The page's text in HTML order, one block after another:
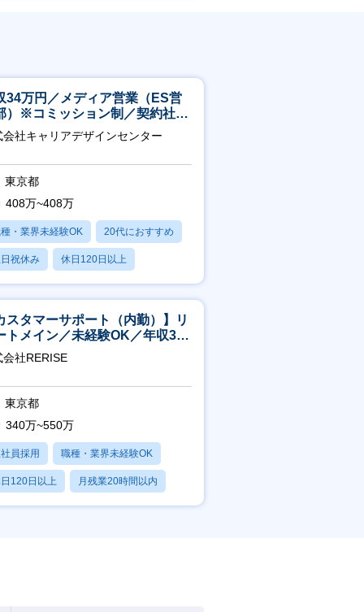
34万円／メディア営業（ES営
）※コミッション制／契約社員
目以降無期化
会社キャリアデザインセンター
東京都
408万~408万
・業界未経験OK 20代におすすめ
祝休み 休日120日以上
・育休あり
スタマーサポート（内勤）】リ
トメイン／未経験OK／年収340
／年間休日125日
会社RERISE
東京都
340万~550万
員採用 職種・業界未経験OK
120日以上 月残業20時間以内
あり